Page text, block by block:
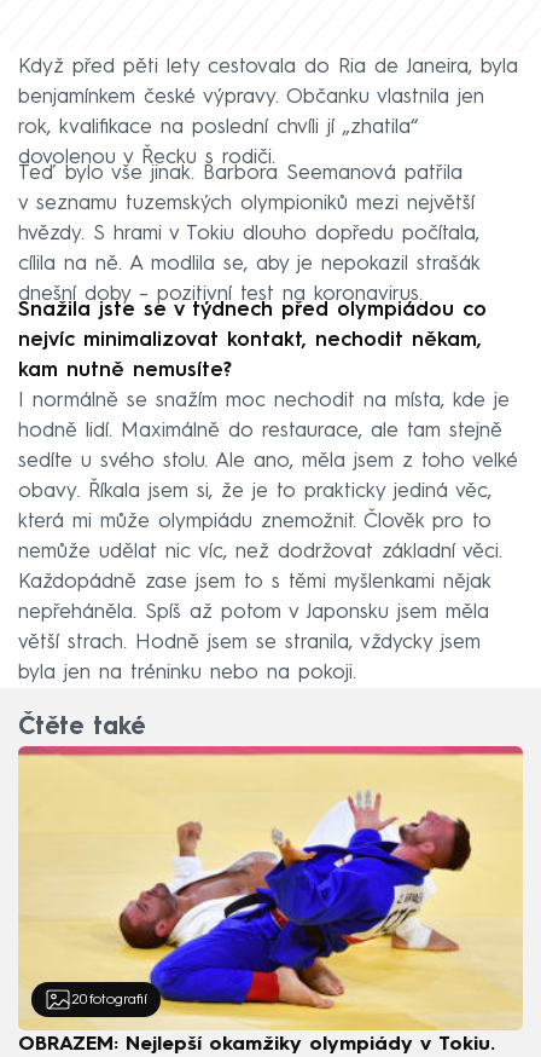
Když před pěti lety cestovala do Ria de Janeira, byla
benjamínkem české výpravy. Občanku vlastnila jen
rok, kvalifikace na poslední chvíli jí „zhatila“
dovolenou v Řecku s rodiči.
Teď bylo vše jinak. Barbora Seemanová patřila
v seznamu tuzemských olympioniků mezi největší
hvězdy. S hrami v Tokiu dlouho dopředu počítala,
cílila na ně. A modlila se, aby je nepokazil strašák
dnešní doby – pozitivní test na koronavirus.
Snažila jste se v týdnech před olympiádou co
nejvíc minimalizovat kontakt, nechodit někam,
kam nutně nemusíte?
I normálně se snažím moc nechodit na místa, kde je
hodně lidí. Maximálně do restaurace, ale tam stejně
sedíte u svého stolu. Ale ano, měla jsem z toho velké
obavy. Říkala jsem si, že je to prakticky jediná věc,
která mi může olympiádu znemožnit. Člověk pro to
nemůže udělat nic víc, než dodržovat základní věci.
Každopádně zase jsem to s těmi myšlenkami nějak
nepřeháněla. Spíš až potom v Japonsku jsem měla
větší strach. Hodně jsem se stranila, vždycky jsem
byla jen na tréninku nebo na pokoji.
Čtěte také
20 fotografií
OBRAZEM: Nejlepší okamžiky olympiády v Tokiu.